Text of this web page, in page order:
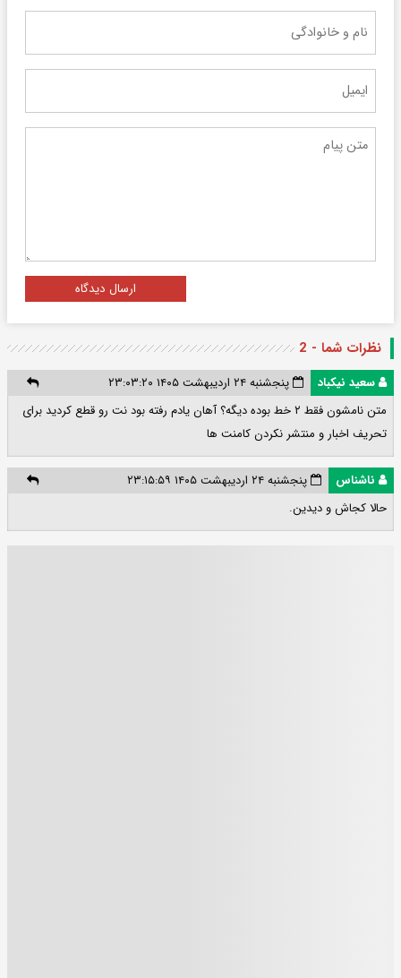
ارسال دیدگاه
نظرات شما - 2
سعید نیکباد
پنجشنبه ۲۴ اردیبهشت ۱۴۰۵ ۲۳:۰۳:۲۰
متن نامشون فقط ۲ خط بوده دیگه؟ آهان یادم رفته بود نت رو قطع کردید برای
تحریف اخبار و منتشر نکردن کامنت ها
ناشناس
پنجشنبه ۲۴ اردیبهشت ۱۴۰۵ ۲۳:۱۵:۵۹
حالا کجاش و دیدین.